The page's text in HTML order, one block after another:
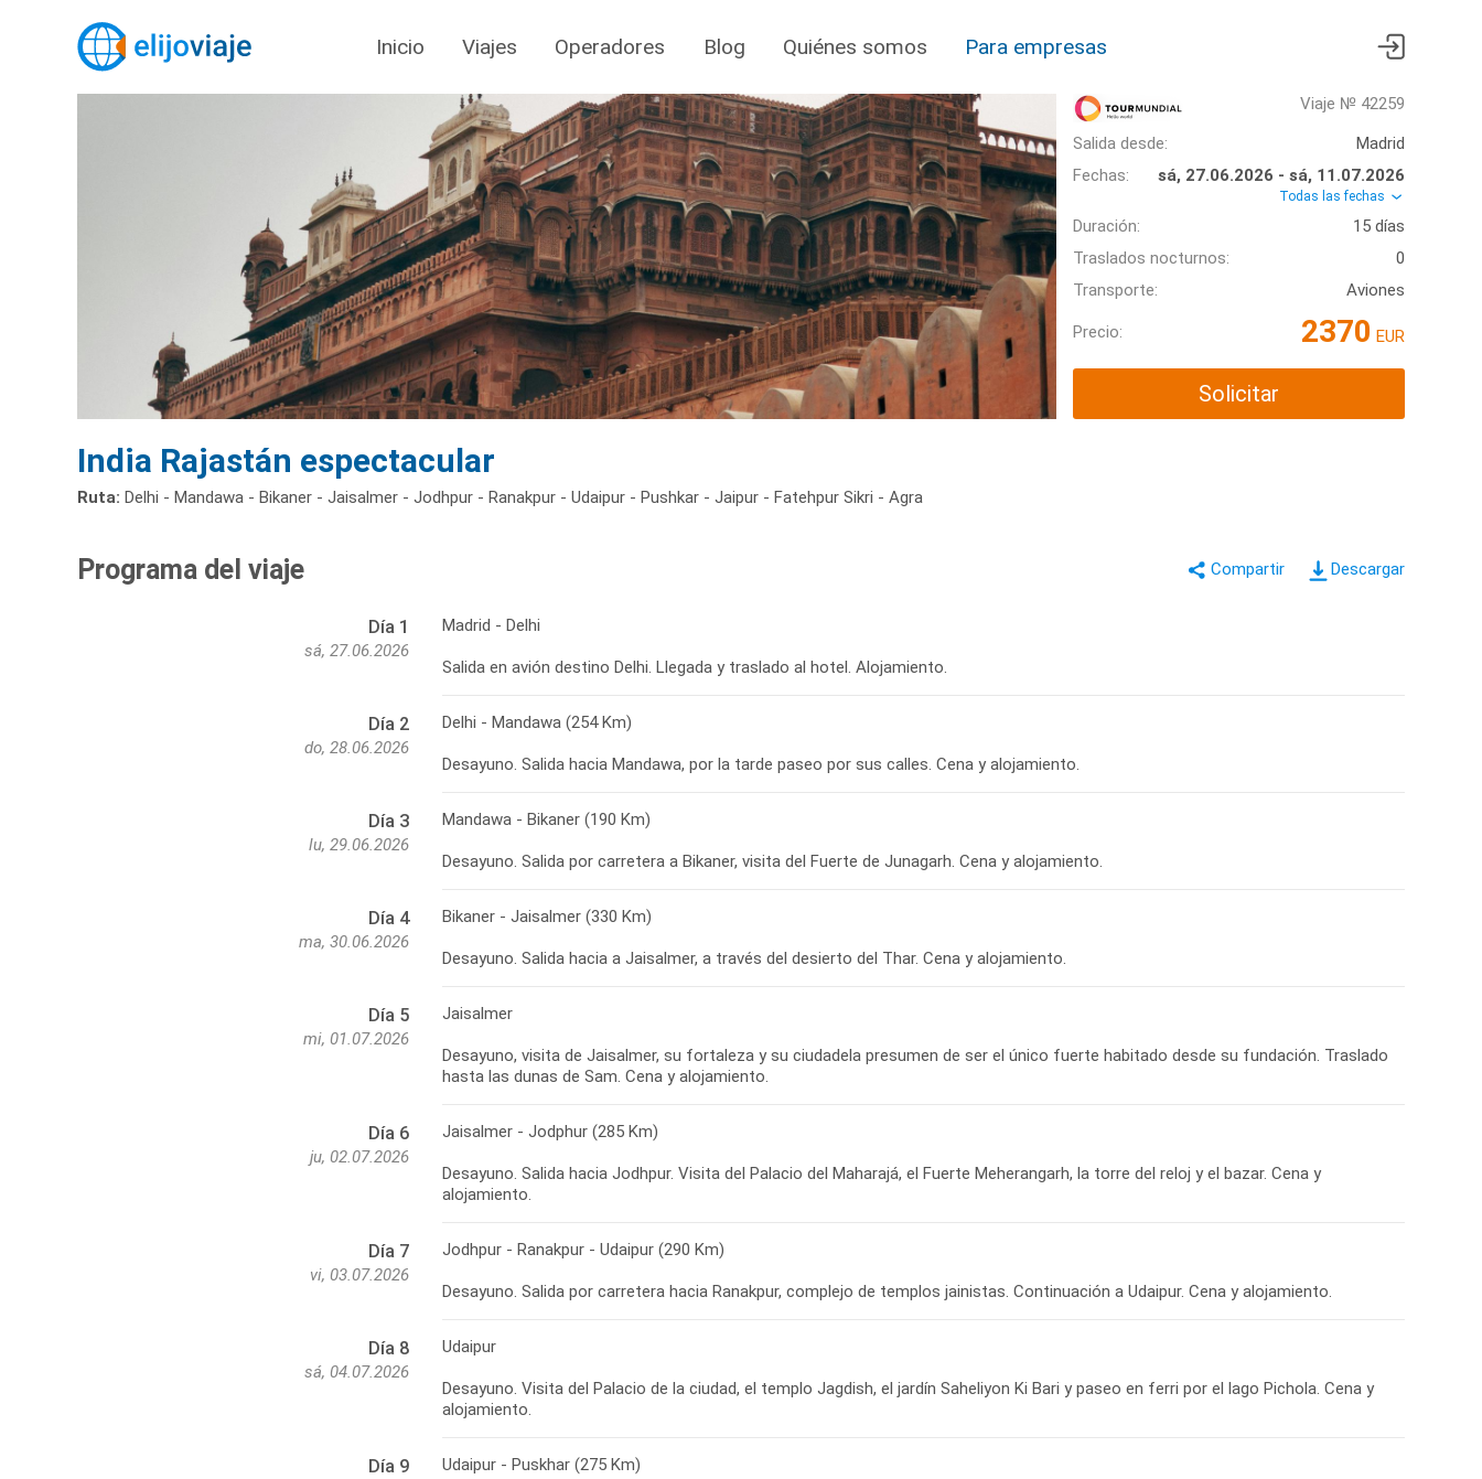
Inicio Viajes Operadores Blog Quiénes somos Para empresas
Viaje № 42259
Salida desde:
Madrid
Fechas:
sá, 27.06.2026 - sá, 11.07.2026
Todas las fechas
Duración:
15 días
Traslados nocturnos:
0
Transporte:
Aviones
Precio: 2370 EUR
Solicitar
India Rajastán espectacular
Ruta: Delhi - Mandawa - Bikaner - Jaisalmer - Jodhpur - Ranakpur - Udaipur - Pushkar - Jaipur - Fatehpur Sikri - Agra
Descargar
Programa del viaje
Día 1
sá, 27.06.2026
Madrid - Delhi
Salida en avión destino Delhi. Llegada y traslado al hotel. Alojamiento.
Día 2
do, 28.06.2026
Delhi - Mandawa (254 Km)
Desayuno. Salida hacia Mandawa, por la tarde paseo por sus calles. Cena y alojamiento.
Día 3
lu, 29.06.2026
Mandawa - Bikaner (190 Km)
Desayuno. Salida por carretera a Bikaner, visita del Fuerte de Junagarh. Cena y alojamiento.
Día 4
ma, 30.06.2026
Bikaner - Jaisalmer (330 Km)
Desayuno. Salida hacia a Jaisalmer, a través del desierto del Thar. Cena y alojamiento.
Día 5
mi, 01.07.2026
Jaisalmer
Desayuno, visita de Jaisalmer, su fortaleza y su ciudadela presumen de ser el único fuerte habitado desde su fundación. Traslado
hasta las dunas de Sam. Cena y alojamiento.
Día 6
ju, 02.07.2026
Jaisalmer - Jodphur (285 Km)
Desayuno. Salida hacia Jodhpur. Visita del Palacio del Maharajá, el Fuerte Meherangarh, la torre del reloj y el bazar. Cena y
alojamiento.
Día 7
vi, 03.07.2026
Jodhpur - Ranakpur - Udaipur (290 Km)
Desayuno. Salida por carretera hacia Ranakpur, complejo de templos jainistas. Continuación a Udaipur. Cena y alojamiento.
Día 8
sá, 04.07.2026
Udaipur
Desayuno. Visita del Palacio de la ciudad, el templo Jagdish, el jardín Saheliyon Ki Bari y paseo en ferri por el lago Pichola. Cena y
alojamiento.
Día 9 Udaipur - Puskhar (275 Km)